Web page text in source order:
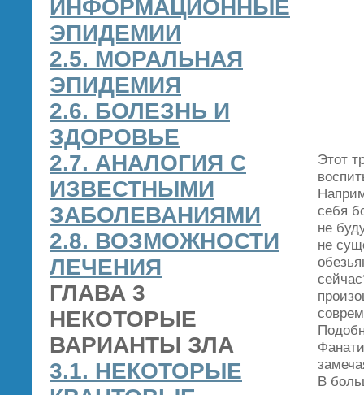
ИНФОРМАЦИОННЫЕ
ЭПИДЕМИИ
2.5. МОРАЛЬНАЯ
ЭПИДЕМИЯ
2.6. БОЛЕЗНЬ И
ЗДОРОВЬЕ
2.7. АНАЛОГИЯ С
ИЗВЕСТНЫМИ
ЗАБОЛЕВАНИЯМИ
2.8. ВОЗМОЖНОСТИ
ЛЕЧЕНИЯ
ГЛАВА 3
НЕКОТОРЫЕ
ВАРИАНТЫ ЗЛА
3.1. НЕКОТОРЫЕ
Этот
себя
не
не
В